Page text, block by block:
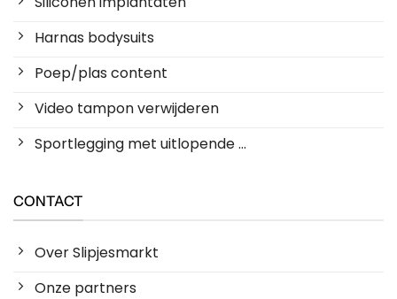
Harnas bodysuits
Poep/plas content
Video tampon verwijderen
Sportlegging met uitlopende ...
CONTACT
Over Slipjesmarkt
Onze partners